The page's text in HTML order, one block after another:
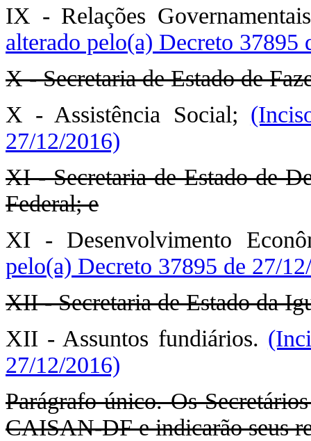
IX - Relações
alterado pelo(a) Decreto 37895
X - Secretaria de Estado de
X - Assistência Social;
27/12/2016)
XI - Secretaria de Estado de
Federal; e
XI - Desenvolvimento
pelo(a) Decreto 37895 de 27/
XII - Secretaria de Estado da
XII - Assuntos fundiários.
27/12/2016)
Parágrafo único. Os
CAISAN-DF e indicarão seus